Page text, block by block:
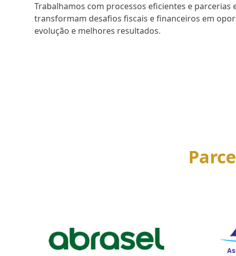
Trabalhamos com processos eficientes e parcerias
transformam desafios fiscais e financeiros em
evolução e melhores resultados.
right